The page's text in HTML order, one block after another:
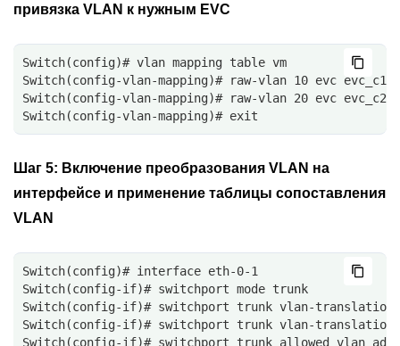
привязка VLAN к нужным EVC
Switch(config)# vlan mapping table vm
Switch(config-vlan-mapping)# raw-vlan 10 evc evc_c1
Switch(config-vlan-mapping)# raw-vlan 20 evc evc_c2
Switch(config-vlan-mapping)# exit
Шаг 5: Включение преобразования VLAN на
интерфейсе и применение таблицы сопоставления
VLAN
Switch(config)# interface eth-0-1
Switch(config-if)# switchport mode trunk
Switch(config-if)# switchport trunk vlan-translation
Switch(config-if)# switchport trunk vlan-translation
Switch(config-if)# switchport trunk allowed vlan add